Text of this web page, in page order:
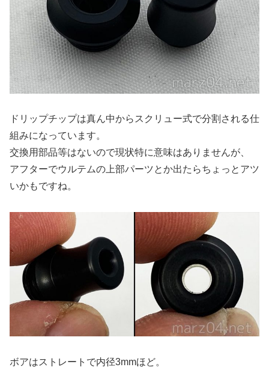
ドリップチップは真ん中からスクリュー式で分割される仕
組みになっています。
交換用部品等はないので現状特に意味はありませんが、
アフターでウルテムの上部パーツとか出たらちょっとアツ
いかもですね。
ボアはストレートで内径3mmほど。